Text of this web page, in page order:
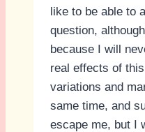
like to be able to
question,
because I will
real effects of
variations and
same time, and
escape me, but I